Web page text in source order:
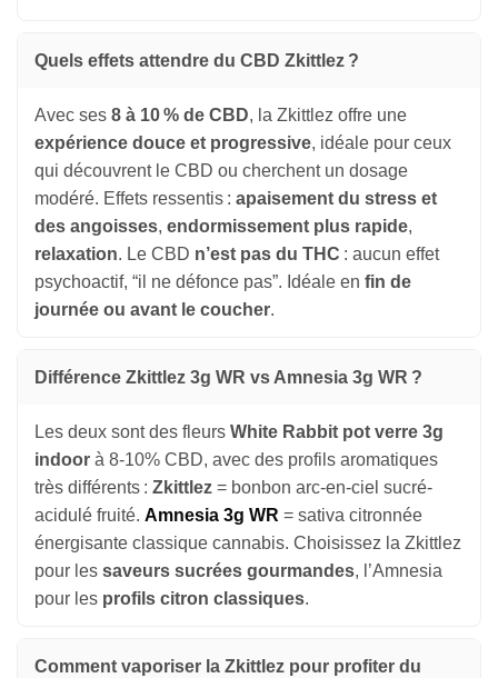
Quels effets attendre du CBD Zkittlez ?
Avec ses 8 à 10 % de CBD, la Zkittlez offre une
expérience douce et progressive, idéale pour ceux
qui découvrent le CBD ou cherchent un dosage
modéré. Effets ressentis : apaisement du stress et
des angoisses, endormissement plus rapide,
relaxation. Le CBD n’est pas du THC : aucun effet
psychoactif, “il ne défonce pas”. Idéale en fin de
journée ou avant le coucher.
Différence Zkittlez 3g WR vs Amnesia 3g WR ?
Les deux sont des fleurs White Rabbit pot verre 3g
indoor à 8-10% CBD, avec des profils aromatiques
très différents : Zkittlez = bonbon arc-en-ciel sucré-
acidulé fruité. Amnesia 3g WR = sativa citronnée
énergisante classique cannabis. Choisissez la Zkittlez
pour les saveurs sucrées gourmandes, l’Amnesia
pour les profils citron classiques.
Comment vaporiser la Zkittlez pour profiter du